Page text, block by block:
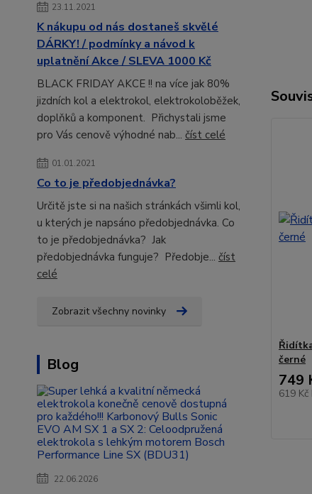
23.11.2021
K nákupu od nás dostaneš skvělé
DÁRKY! / podmínky a návod k
uplatnění Akce / SLEVA 1000 Kč
BLACK FRIDAY AKCE !! na více jak 80%
jizdních kol a elektrokol, elektrokoloběžek,
doplňků a komponent. Přichystali jsme
pro Vás cenově výhodné nab... číst celé
01.01.2021
Co to je předobjednávka?
Určitě jste si na našich stránkách všimli kol,
u kterých je napsáno předobjednávka. Co
to je předobjednávka? Jak
předobjednávka funguje? Předobje... číst
celé
Zobrazit všechny novinky
Blog
22.06.2026
černé
749
619 Kč